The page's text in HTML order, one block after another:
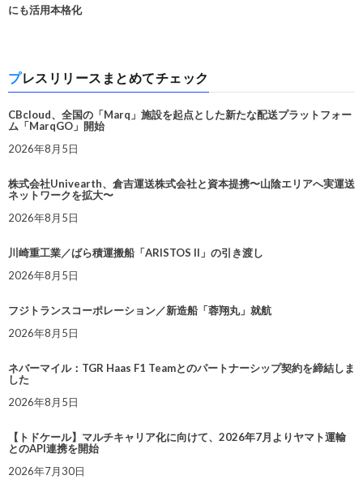
にも活用本格化
プレスリリースまとめてチェック
CBcloud、全国の「Marq」施設を起点とした新たな配送プラットフォー
ム「MarqGO」開始
2026年8月5日
株式会社Univearth、倉吉運送株式会社と資本提携〜山陰エリアへ実運送
ネットワークを拡大〜
2026年8月5日
川崎重工業／ばら積運搬船「ARISTOS II」の引き渡し
2026年8月5日
フジトランスコーポレーション／新造船「蓉翔丸」就航
2026年8月5日
ネバーマイル：TGR Haas F1 Teamとのパートナーシップ契約を締結しま
した
2026年8月5日
【トドケール】マルチキャリア化に向けて、2026年7月よりヤマト運輸
とのAPI連携を開始
2026年7月30日